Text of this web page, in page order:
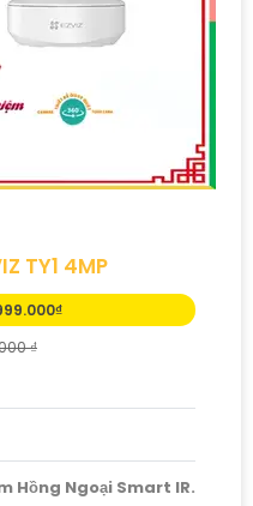
TY1 4MP
₫
Hồng Ngoại Smart IR.